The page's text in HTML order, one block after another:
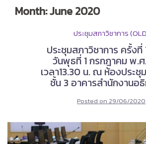
Month:June 2020
ประชุมสภาวิชาการ
ประชุมสภาวิชาการ ครั้ง
วันพุธที่ 1 กรกฎาคม พ.
เวลา13.30 น. ณ ห้องปร
ชั้น 3 อาคารสำนักงานอ
Posted on 29/06/2020